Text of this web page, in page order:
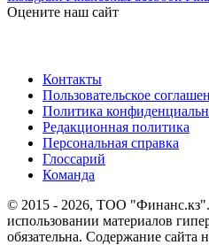
Оцените наш сайт
Контакты
Пользовательское
Политика
Редакционная политика
Персональная справка
Глоссарий
Команда
© 2015 - 2026, ТОО
использовании материалов
обязательна. Содержание сайта